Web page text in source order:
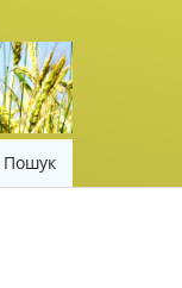
Пошук